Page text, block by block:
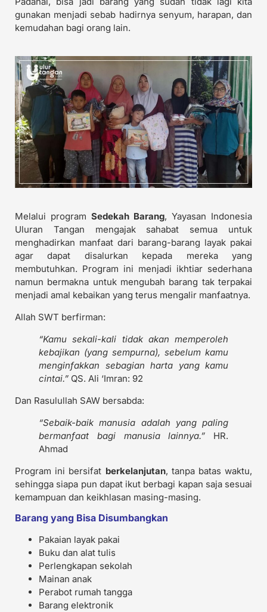
gunakan menjadi sebab hadirnya senyum, harapan, dan
kemudahan bagi orang lain.
Melalui program Sedekah Barang, Yayasan Indonesia
Uluran Tangan mengajak sahabat semua untuk
menghadirkan manfaat dari barang-barang layak pakai
agar dapat disalurkan kepada mereka yang
membutuhkan. Program ini menjadi ikhtiar sederhana
namun bermakna untuk mengubah barang tak terpakai
menjadi amal kebaikan yang terus mengalir manfaatnya.
Allah SWT berfirman:
“Kamu sekali-kali tidak akan memperoleh
kebajikan (yang sempurna), sebelum kamu
menginfakkan sebagian harta yang kamu
cintai.” QS. Ali ‘Imran: 92
Dan Rasulullah SAW bersabda:
“Sebaik-baik manusia adalah yang paling
bermanfaat bagi manusia lainnya.” HR.
Ahmad
Program ini bersifat berkelanjutan, tanpa batas waktu,
sehingga siapa pun dapat ikut berbagi kapan saja sesuai
kemampuan dan keikhlasan masing-masing.
Barang yang Bisa Disumbangkan
Pakaian layak pakai
Buku dan alat tulis
Perlengkapan sekolah
Mainan anak
Perabot rumah tangga
Barang elektronik